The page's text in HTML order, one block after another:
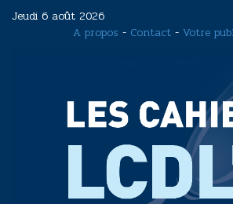
Jeudi 6 août 2026
A propos - Contact - Votre